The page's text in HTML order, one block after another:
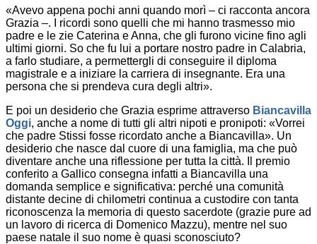
«Avevo appena pochi anni quando morì – ci racconta ancora
Grazia –. I ricordi sono quelli che mi hanno trasmesso mio
padre e le zie Caterina e Anna, che gli furono vicine fino agli
ultimi giorni. So che fu lui a portare nostro padre in Calabria,
a farlo studiare, a permettergli di conseguire il diploma
magistrale e a iniziare la carriera di insegnante. Era una
persona che si prendeva cura degli altri».
E poi un desiderio che Grazia esprime attraverso Biancavilla
Oggi, anche a nome di tutti gli altri nipoti e pronipoti: «Vorrei
che padre Stissi fosse ricordato anche a Biancavilla». Un
desiderio che nasce dal cuore di una famiglia, ma che può
diventare anche una riflessione per tutta la città. Il premio
conferito a Gallico consegna infatti a Biancavilla una
domanda semplice e significativa: perché una comunità
distante decine di chilometri continua a custodire con tanta
riconoscenza la memoria di questo sacerdote (grazie pure ad
un lavoro di ricerca di Domenico Mazzu), mentre nel suo
paese natale il suo nome è quasi sconosciuto?